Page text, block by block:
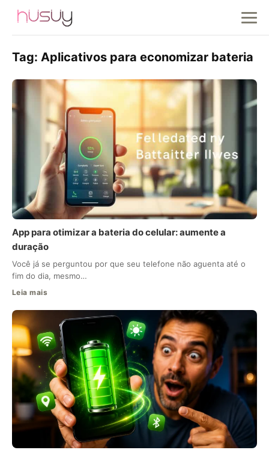
Tag: Aplicativos para economizar bateria
App para otimizar a bateria do celular: aumente a
duração
Você já se perguntou por que seu telefone não aguenta até o
fim do dia, mesmo…
Leia mais